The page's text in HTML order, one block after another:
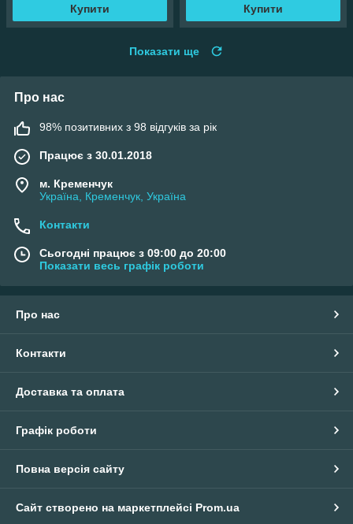
Купити Купити
Показати ще
Про нас
98% позитивних з 98 відгуків за рік
Працює з 30.01.2018
м. Кременчук
Україна, Кременчук, Україна
Контакти
Сьогодні працює з 09:00 до 20:00
Показати весь графік роботи
Про нас
Контакти
Доставка та оплата
Графік роботи
Повна версія сайту
Сайт створено на маркетплейсі Prom.ua